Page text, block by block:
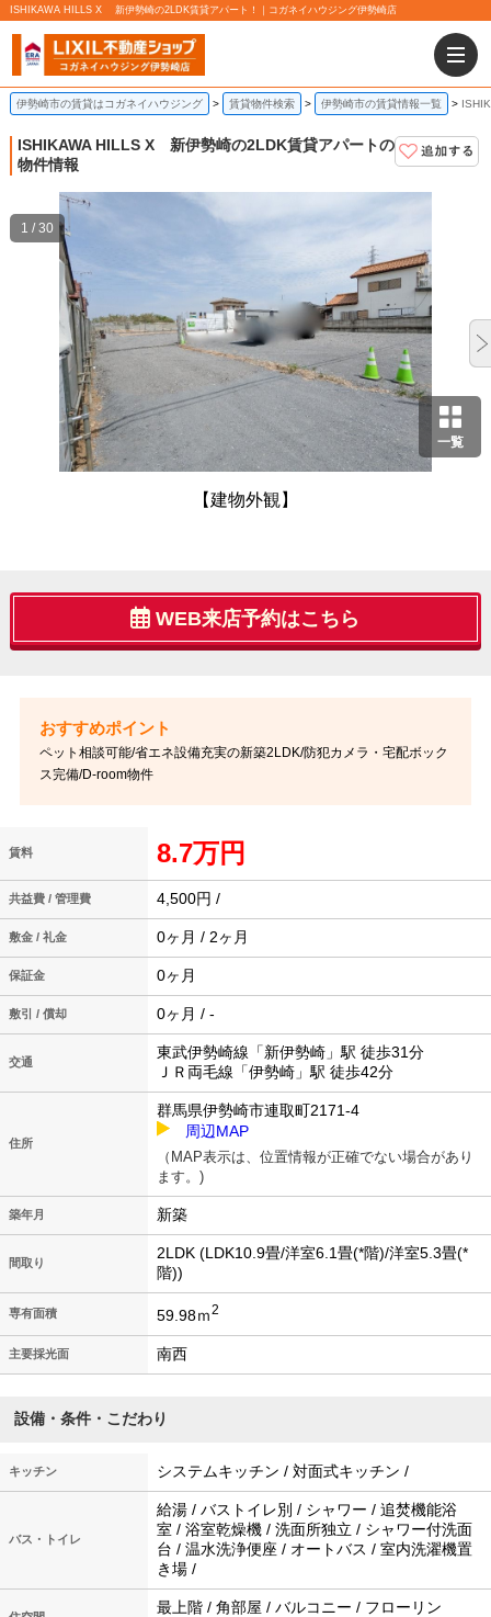
ISHIKAWA HILLS X 新伊勢崎の2LDK賃貸アパート！｜コガネイハウジング伊勢崎店
伊勢崎市の賃貸はコガネイハウジング 賃貸物件検索 伊勢崎市の賃貸情報一覧
ISHIKAWA HILLS X 新伊勢崎の2LDK賃貸アパートの
物件情報
一覧
【建物外観】
1 / 30
WEB来店予約はこちら
ペット相談可能/省エネ設備充実の新築2LDK/防犯カメラ・宅配ボック
ス完備/D-room物件
賃料 8.7万円
共益費 / 管理費 4,500円 /
敷金 / 礼金 0ヶ月 / 2ヶ月
保証金 0ヶ月
敷引 / 償却 0ヶ月 / -
交通
東武伊勢崎線「新伊勢崎」駅 徒歩31分
ＪＲ両毛線「伊勢崎」駅 徒歩42分
住所
群馬県伊勢崎市連取町2171-4
周辺MAP
（MAP表示は、位置情報が正確でない場合があり
ます。)
築年月 新築
間取り
2LDK (LDK10.9畳/洋室6.1畳(*階)/洋室5.3畳(*
階))
専有面積 59.98ｍ2
主要採光面 南西
設備・条件・こだわり
キッチン システムキッチン / 対面式キッチン /
バス・トイレ
給湯 / バストイレ別 / シャワー / 追焚機能浴
室 / 浴室乾燥機 / 洗面所独立 / シャワー付洗面
台 / 温水洗浄便座 / オートバス / 室内洗濯機置
き場 /
最上階 / 角部屋 / バルコニー / フローリン